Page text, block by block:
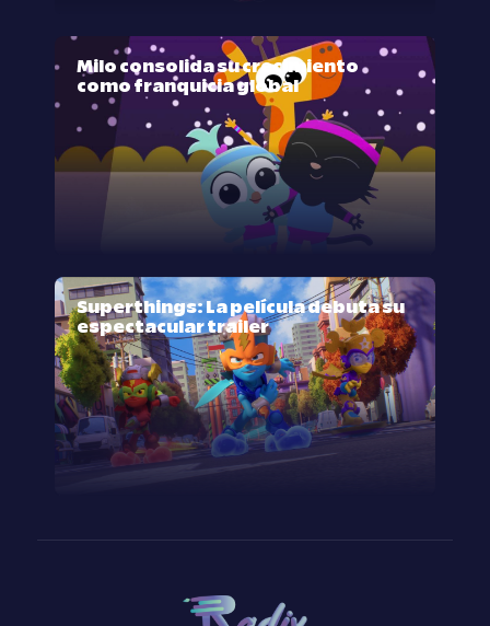
Milo consolida su crecimiento
como franquicia global
Superthings: La película debuta su
espectacular trailer